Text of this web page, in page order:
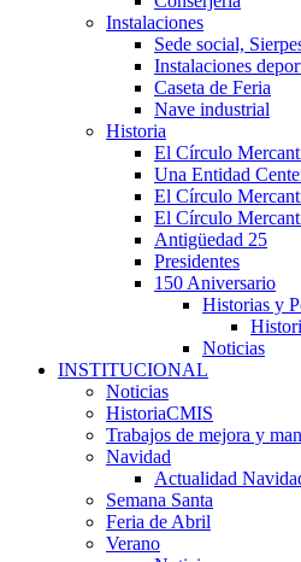
Instalaciones
Sede social,
Instalaciones
Caseta de Feria
Nave industrial
Historia
El Círculo
Una Entidad
El Círculo
El Círculo
Antigüedad 25
Presidentes
150 Aniversario
Historias y
Noticias
INSTITUCIONAL
Noticias
HistoriaCMIS
Trabajos de mejora y
Navidad
Actualidad
Semana Santa
Feria de Abril
Verano